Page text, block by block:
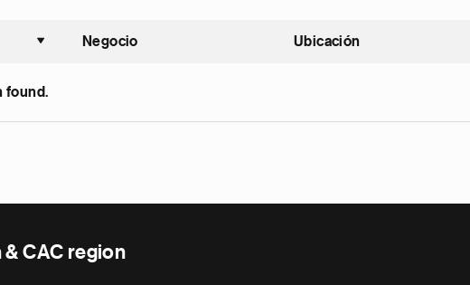
Ordenar ascendente
Negocio Ubicación
found.
& CAC region